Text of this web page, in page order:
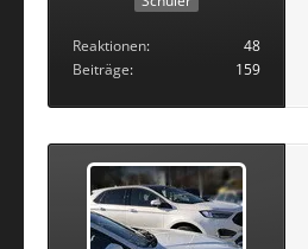
Reaktionen
48
Beiträge
159